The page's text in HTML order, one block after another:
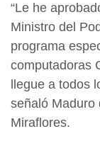
“Le he
Ministro del
programa
computadoras
llegue a todos
señaló Maduro
Miraflores.